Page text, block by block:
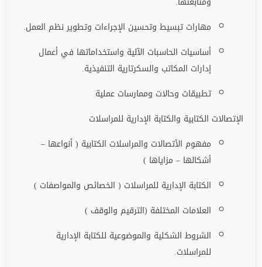
مهارات تبسيط وتحسين الإجراءات وتطوير نظم العمل.
أساسيات الحاسبات الآلية واستخداماتها في أعمال
إدارات المكاتب والسكرتارية التنفيذية.
تطبيقات وحالات وممارسات عملية
الإتصالات الكتابية والكتابة الإدارية للمراسلات
مفهوم الأتصالات والمراسلات الكتابية ( أنواعها –
أشكالها – مزاياها )
الكتابة الإدارية للمراسلات ( الخصائص والمواصفات )
العلامات المختلفة (الترقيم والوقف )
الشروط الشكلية والموضوعية للكتابة الإدارية
للمراسلات.